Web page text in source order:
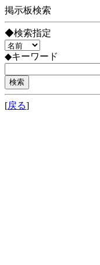
掲示板検索
◆検索指定
◆キーワード
[戻る]